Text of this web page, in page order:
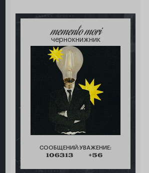
memento mori
чернокнижник
СООБЩЕНИЙ:
106313
УВАЖЕНИЕ:
+56